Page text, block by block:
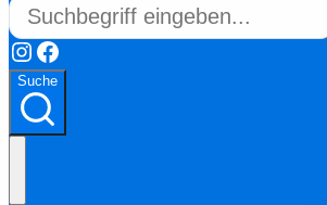
Instagram
Facebook
Suche